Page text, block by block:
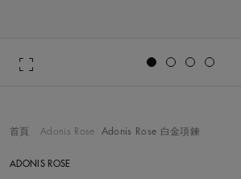
首頁 Adonis Rose Adonis Rose 白金項鍊
ADONIS ROSE